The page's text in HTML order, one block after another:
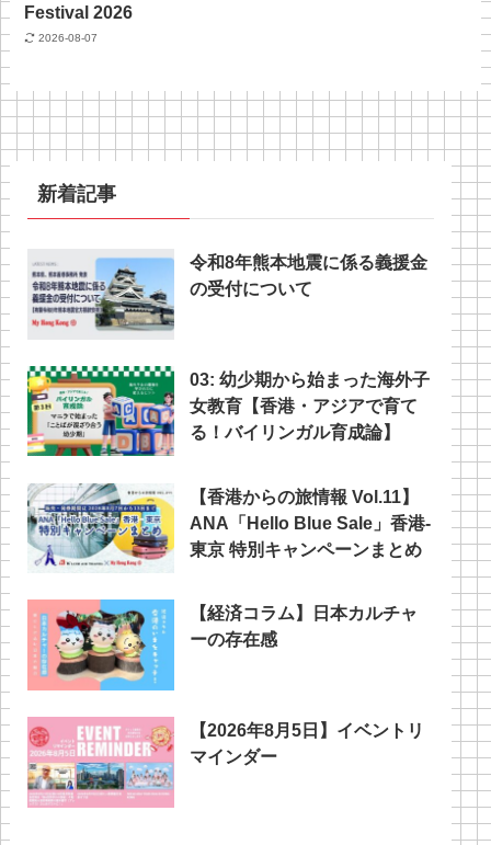
Festival 2026
2026-08-07
新着記事
令和8年熊本地震に係る義援金
の受付について
03: 幼少期から始まった海外子
女教育【香港・アジアで育て
る！バイリンガル育成論】
【香港からの旅情報 Vol.11】
ANA「Hello Blue Sale」香港‐
東京 特別キャンペーンまとめ
【経済コラム】日本カルチャ
ーの存在感
【2026年8月5日】イベントリ
マインダー